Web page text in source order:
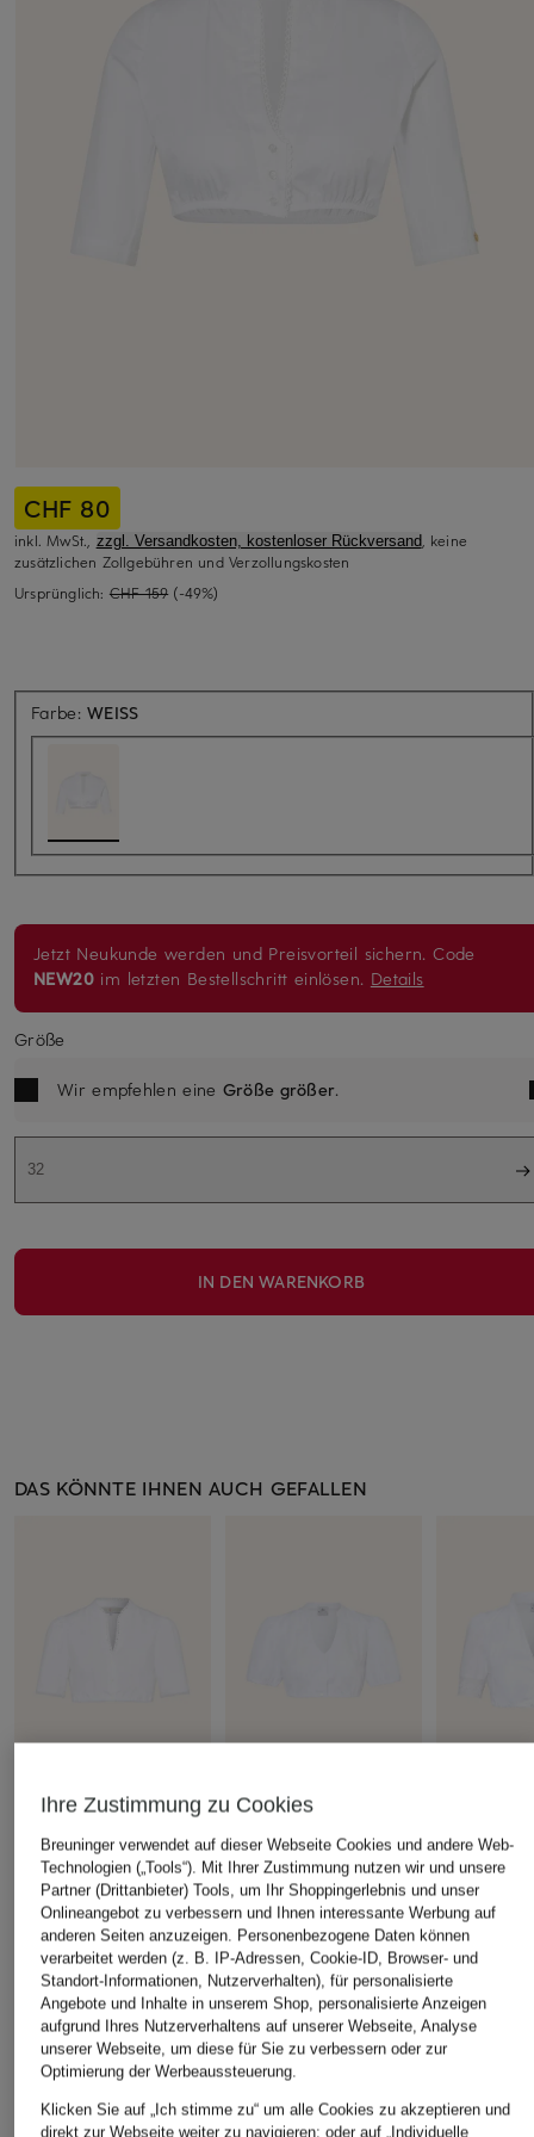
CHF 80
inkl. MwSt., zzgl. Versandkosten, kostenloser Rückversand, keine
zusätzlichen Zollgebühren und Verzollungskosten
Ursprünglich: CHF 159 (-49%)
Farbe:WEISS
Jetzt Neukunde werden und Preisvorteil sichern. Code
NEW20 im letzten Bestellschritt einlösen. Details
Größe
Wir empfehlen eine Größe größer.
32
IN DEN WARENKORB
DAS KÖNNTE IHNEN AUCH GEFALLEN
Johann & Johanna
Dirndlbluse mit Spitze
CHF 129
Hammerschmid
Dirndlbluse HANNE
CHF 35
Dirndlbluse
Spitze
CHF 109
ÄHNLICHE ARTIKEL ENTDECKEN
Ihre Zustimmung zu Cookies
Breuninger verwendet auf dieser Webseite Cookies und andere Web-
Technologien („Tools“). Mit Ihrer Zustimmung nutzen wir und unsere
Partner (Drittanbieter) Tools, um Ihr Shoppingerlebnis und unser
Onlineangebot zu verbessern und Ihnen interessante Werbung auf
anderen Seiten anzuzeigen. Personenbezogene Daten können
verarbeitet werden (z. B. IP-Adressen, Cookie-ID, Browser- und
Standort-Informationen, Nutzerverhalten), für personalisierte
Angebote und Inhalte in unserem Shop, personalisierte Anzeigen
aufgrund Ihres Nutzerverhaltens auf unserer Webseite, Analyse
unserer Webseite, um diese für Sie zu verbessern oder zur
Optimierung der Werbeaussteuerung.
Klicken Sie auf „Ich stimme zu“ um alle Cookies zu akzeptieren und
direkt zur Webseite weiter zu navigieren; oder auf „Individuelle